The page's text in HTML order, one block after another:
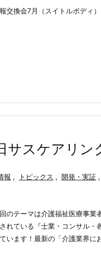
交換会7月（スイトルボディ
サスケアリン
報 , トピックス , 開発・実証 ,
のテーマは介護福祉医療事業
れている『士業・コンサル・
います！最新の「介護業界に